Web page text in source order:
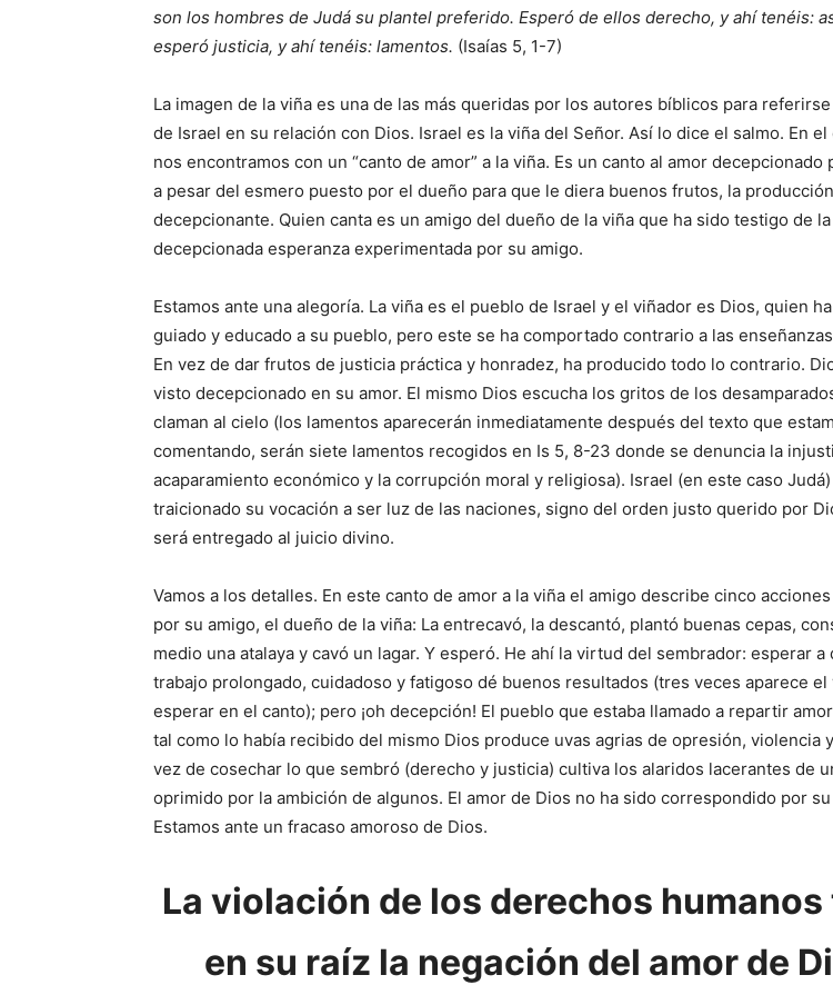
son los hombres de Judá su plantel preferido. Esperó de ellos derecho, y ahí tenéis:
esperó justicia, y ahí tenéis: lamentos. (Isaías 5, 1-7)
La imagen de la viña es una de las más queridas por los autores bíblicos para
de Israel en su relación con Dios. Israel es la viña del Señor. Así lo dice el salmo. En el
nos encontramos con un “canto de amor” a la viña. Es un canto al amor decepcionado
a pesar del esmero puesto por el dueño para que le diera buenos frutos, la
decepcionante. Quien canta es un amigo del dueño de la viña que ha sido testigo de la
decepcionada esperanza experimentada por su amigo.
Estamos ante una alegoría. La viña es el pueblo de Israel y el viñador es Dios, quien
guiado y educado a su pueblo, pero este se ha comportado contrario a las
En vez de dar frutos de justicia práctica y honradez, ha producido todo lo contrario.
visto decepcionado en su amor. El mismo Dios escucha los gritos de los
claman al cielo (los lamentos aparecerán inmediatamente después del texto que
comentando, serán siete lamentos recogidos en Is 5, 8-23 donde se denuncia la
acaparamiento económico y la corrupción moral y religiosa). Israel (en este caso
traicionado su vocación a ser luz de las naciones, signo del orden justo querido por
será entregado al juicio divino.
Vamos a los detalles. En este canto de amor a la viña el amigo describe cinco
por su amigo, el dueño de la viña: La entrecavó, la descantó, plantó buenas cepas,
medio una atalaya y cavó un lagar. Y esperó. He ahí la virtud del sembrador: esperar a
trabajo prolongado, cuidadoso y fatigoso dé buenos resultados (tres veces aparece el
esperar en el canto); pero ¡oh decepción! El pueblo que estaba llamado a repartir
tal como lo había recibido del mismo Dios produce uvas agrias de opresión, violencia
vez de cosechar lo que sembró (derecho y justicia) cultiva los alaridos lacerantes de
oprimido por la ambición de algunos. El amor de Dios no ha sido correspondido por
Estamos ante un fracaso amoroso de Dios.
La violación de los derechos humanos
en su raíz la negación del amor de